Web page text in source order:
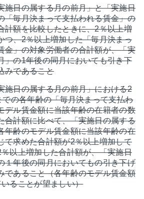
施日の属する月の前月」と「実施日
「毎月決まって支払われる賃金」の
計額を比較したときに、2％以上増
つ、2％以上増加した「毎月決まっ
金」の対象労働者の合計額が、「実
」の1年後の同月においても引き下
みであること
施日の属する月の前月」における2
の各年齢の「毎月決まって支払わ
デル賃金額に当該年齢の在籍者の数
合計額に比べて、「実施日の属する
年齢のモデル賃金額に当該年齢の在
て求めた合計額が2％以上増加して
以上増加した合計額が、「実施日
１年後の同月においてもの引き下げ
であること（各年齢のモデル賃金額
ることが望ましい）